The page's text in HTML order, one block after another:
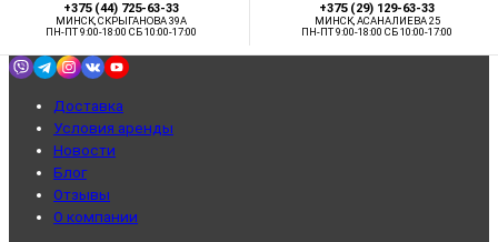
+375 (44) 725-63-33
МИНСК, СКРЫГАНОВА 39А
ПН-ПТ 9:00-18:00 СБ 10:00-17:00
+375 (29) 129-63-33
МИНСК, АСАНАЛИЕВА 25
ПН-ПТ 9:00-18:00 СБ 10:00-17:00
Доставка
Условия аренды
Новости
Блог
Отзывы
О компании